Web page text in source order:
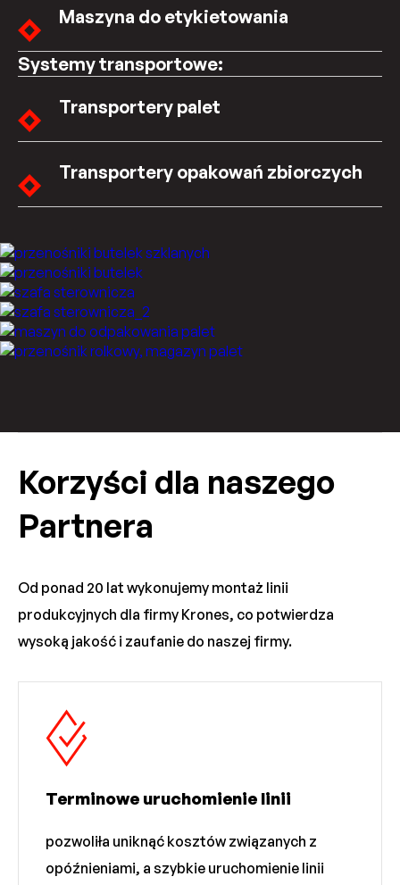
Maszyna do etykietowania
Systemy transportowe:
Transportery palet
Transportery opakowań zbiorczych
Korzyści dla naszego
Partnera
Od ponad 20 lat wykonujemy montaż linii
produkcyjnych dla firmy Krones, co potwierdza
wysoką jakość i zaufanie do naszej firmy.
Terminowe uruchomienie linii
pozwoliła uniknąć kosztów związanych z
opóźnieniami, a szybkie uruchomienie linii